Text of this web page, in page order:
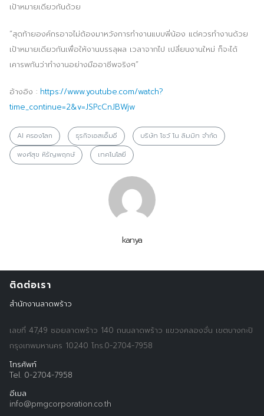
เป้าหมายเดียวกันด้วย
“สุดท้ายองค์กรอาจไม่ต้องมาหวังการทำงานแบบพี่น้อง แต่ควรทำงานด้วย
เป้าหมายเดียวกันเพื่อให้งานบรรลุผล เวลาจากไป เปลี่ยนงานใหม่ ก็จะได้
เคารพกันว่าทำงานอย่างมืออาชีพจริงๆ”
อ้างอิง : https://www.youtube.com/watch?
time_continue=2&v=JSPcCnJBWjw
AI ครองโลก ธุรกิจเอสเอ็มอี
บริษัท โชว์ โน ลิมมิท จำกัด
พงศ์สุข หิรัญพฤกษ์
เทคโนโลยี
kanya
ติดต่อเรา
สำนักงานลาดพร้าว
เลขที่ 47,49 ซอยลาดพร้าว 140 ถนนลาดพร้าว แขวงคลองจั่น เขตบางกะปิ
กรุงเทพมหานคร 10240 โทร.0-2704-7958
โทรศัพท์
Tel. 0-2704-7958
อีเมล
info@pmgcorporation.co.th